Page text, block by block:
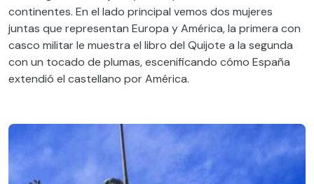
continentes. En el lado principal vemos dos mujeres
juntas que representan Europa y América, la primera con
casco militar le muestra el libro del Quijote a la segunda
con un tocado de plumas,escenificando cómo España
extendió el castellano por América.